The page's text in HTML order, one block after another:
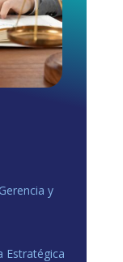
y
Estratégica